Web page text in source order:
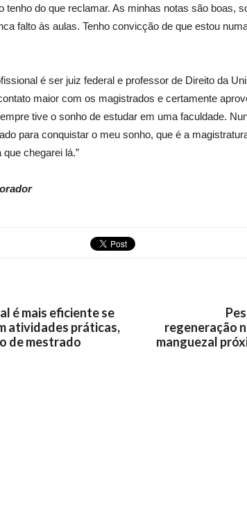
tenho do que reclamar. As minhas notas são boas,
falto às aulas. Tenho convicção de que estou
é ser juiz federal e professor de Direito da
maior com os magistrados e certamente
tive o sonho de estudar em uma faculdade.
para conquistar o meu sonho, que é a
chegarei lá.”
é mais eficiente se
atividades práticas,
de mestrado
regeneração
manguezal